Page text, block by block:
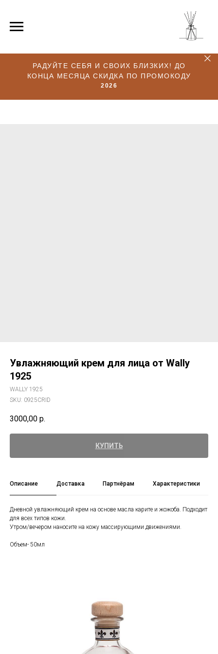
РАДУЙТЕ СЕБЯ И СВОИХ БЛИЗКИХ! ДО
КОНЦА МЕСЯЦА СКИДКА ПО ПРОМОКОДУ
2026
Увлажняющий крем для лица от Wally
1925
WALLY 1925
SKU: 0925CRID
3000,00 р.
КУПИТЬ
Описание Доставка Партнёрам Характеристики
Дневной увлажняющий крем на основе масла карите и жожоба. Подходит
для всех типов кожи.
Утром/вечером наносите на кожу массирующими движениями.
Объем- 50мл